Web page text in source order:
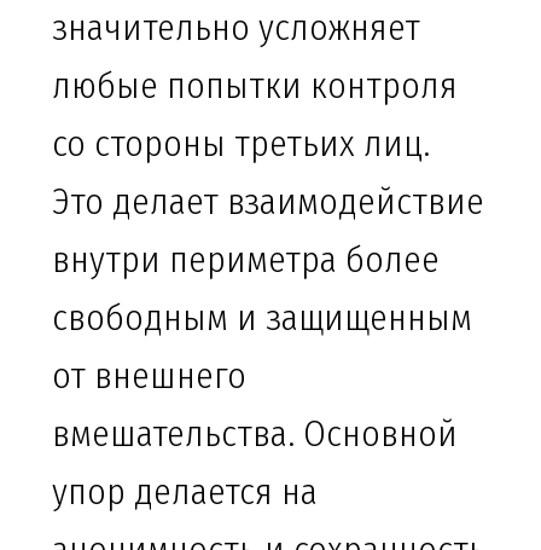
значительно усложняет
любые попытки контроля
со стороны третьих лиц.
Это делает взаимодействие
внутри периметра более
свободным и защищенным
от внешнего
вмешательства. Основной
упор делается на